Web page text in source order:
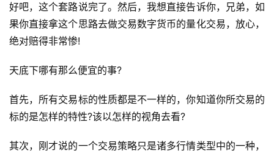
好吧，这个套路说完了。然后，我想直接告诉你，兄弟，如
果你直接拿这个思路去做交易数字货币的量化交易，放心，
绝对赔得非常惨!
天底下哪有那么便宜的事?
首先，所有交易标的性质都是不一样的，你知道你所交易的
标的是怎样的特性?该以怎样的视角去看?
其次，刚才说的一个交易策略只是诸多行情类型中的一种，